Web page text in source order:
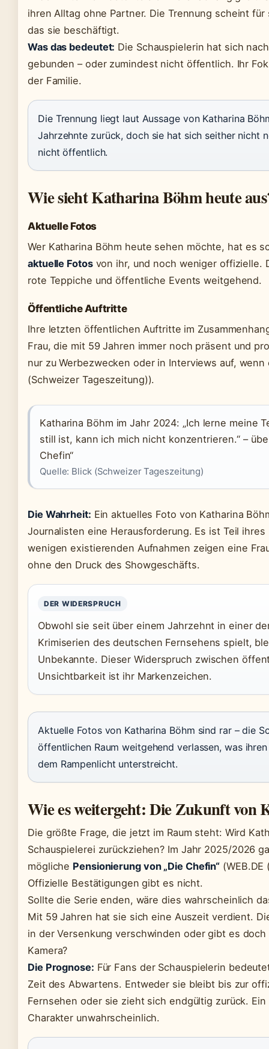
ihren Alltag ohne Partner. Die Trennung scheint
das sie beschäftigt.
Was das bedeutet: Die Schauspielerin hat sich
gebunden – oder zumindest nicht öffentlich. Ihr
der Familie.
Die Trennung liegt laut Aussage von Katharina
Jahrzehnte zurück, doch sie hat sich seither nicht
nicht öffentlich.
Wie sieht Katharina Böhm heute
Aktuelle Fotos
Wer Katharina Böhm heute sehen möchte, hat es
aktuelle Fotosvon ihr, und noch weniger offizielle.
rote Teppiche und öffentliche Events weitgehend.
Öffentliche Auftritte
Ihre letzten öffentlichen Auftritte im
Frau, die mit 59 Jahren immer noch präsent und
nur zu Werbezwecken oder in Interviews auf,
(Schweizer Tageszeitung)).
Katharina Böhm im Jahr 2024: „Ich lerne meine
still ist, kann ich mich nicht konzentrieren.“ –
Chefin“
Quelle: Blick (Schweizer Tageszeitung)
Die Wahrheit: Ein aktuelles Foto von Katharina
Journalisten eine Herausforderung. Es ist Teil
wenigen existierenden Aufnahmen zeigen eine
ohne den Druck des Showgeschäfts.
DER WIDERSPRUCH
Obwohl sie seit über einem Jahrzehnt in einer
Krimiserien des deutschen Fernsehens spielt,
Unbekannte. Dieser Widerspruch zwischen
Unsichtbarkeit ist ihr Markenzeichen.
Aktuelle Fotos von Katharina Böhm sind rar – die
öffentlichen Raum weitgehend verlassen, was
dem Rampenlicht unterstreicht.
Wie es weitergeht: Die Zukunft von
Die größte Frage, die jetzt im Raum steht: Wird
Schauspielerei zurückziehen? Im Jahr 2025/2026
mögliche Pensionierung von „Die Chefin“
Offizielle Bestätigungen gibt es nicht.
Sollte die Serie enden, wäre dies wahrscheinlich
Mit 59 Jahren hat sie sich eine Auszeit verdient.
in der Versenkung verschwinden oder gibt es
Kamera?
Die Prognose: Für Fans der Schauspielerin
Zeit des Abwartens. Entweder sie bleibt bis zur
Fernsehen oder sie zieht sich endgültig zurück.
Charakter unwahrscheinlich.